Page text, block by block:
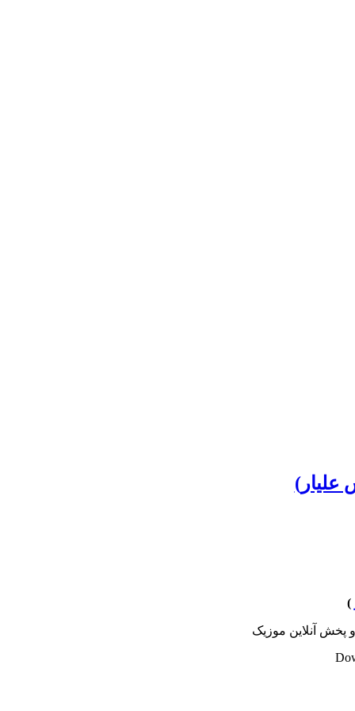
)
پخش آنلاين موزيک